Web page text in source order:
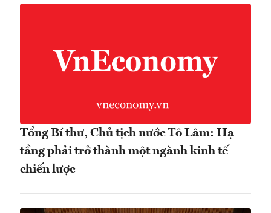
Tổng Bí thư, Chủ tịch nước Tô Lâm: Hạ
tầng phải trở thành một ngành kinh tế
chiến lược